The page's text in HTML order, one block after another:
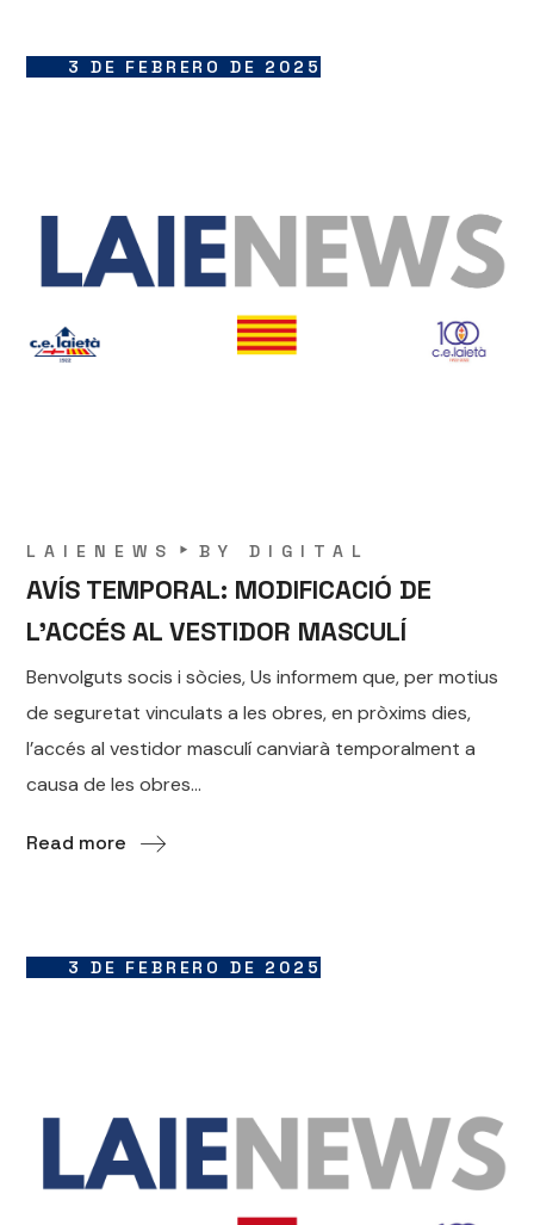
3 DE FEBRERO DE 2025
LAIENEWS BYDIGITAL
AVÍS TEMPORAL: MODIFICACIÓ DE
L’ACCÉS AL VESTIDOR MASCULÍ
Benvolguts socis i sòcies, Us informem que, per motius
de seguretat vinculats a les obres, en pròxims dies,
l’accés al vestidor masculí canviarà temporalment a
causa de les obres...
Read more
3 DE FEBRERO DE 2025